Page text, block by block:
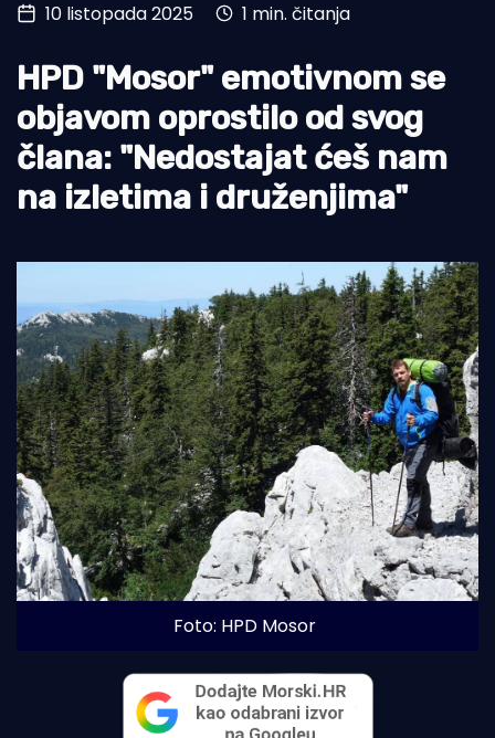
Turizam i nautika
Pomorstvo
Ribolov
Ekologija
Tradicija i kultura
10 listopada 2025 1 min. čitanja
HPD "Mosor" emotivnom se
objavom oprostilo od svog
člana: "Nedostajat ćeš nam
na izletima i druženjima"
Foto: HPD Mosor